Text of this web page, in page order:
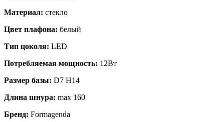
Материал: стекло
Цвет плафона: белый
Тип цоколя: LED
Потребляемая мощность: 12Вт
Размер базы: D7 H14
Длина шнура: max 160
Бренд: Formagenda